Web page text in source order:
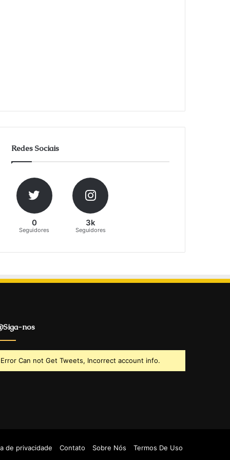
Redes Sociais
0
Seguidores
3k
Seguidores
nos
Error Can not Get Tweets, Incorrect account info.
de privacidade Contato Sobre Nós Termos De Uso